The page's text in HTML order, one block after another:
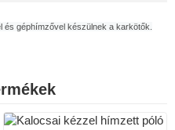
és géphímzővel készülnek a karkötők.